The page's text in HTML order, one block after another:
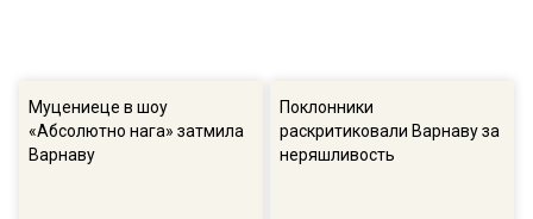
Муцениеце в шоу
«Абсолютно нага» затмила
Варнаву
Поклонники
раскритиковали Варнаву за
неряшливость